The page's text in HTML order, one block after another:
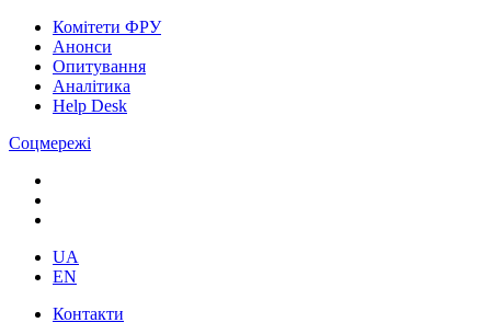
Комітети ФРУ
Анонси
Опитування
Аналітика
Help Desk
Соцмережі
UA
EN
Контакти